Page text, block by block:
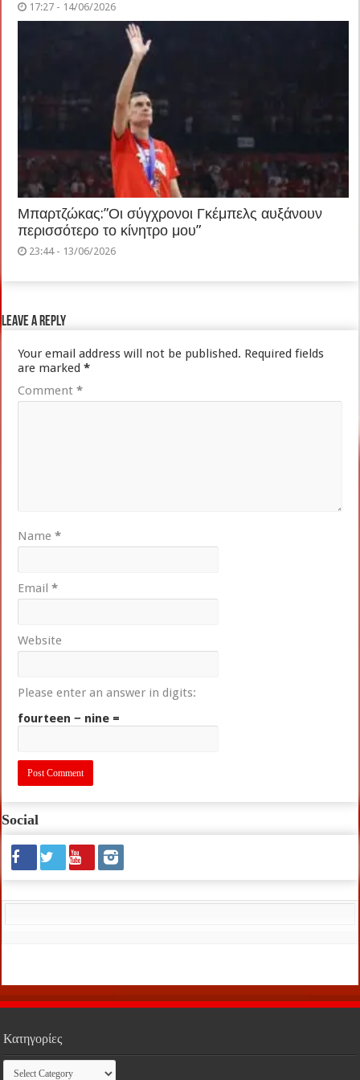
17:27 - 14/06/2026
Μπαρτζώκας:”Οι σύγχρονοι Γκέμπελς αυξάνουν
περισσότερο το κίνητρο μου”
23:44 - 13/06/2026
Leave a Reply
Your email address will not be published. Required fields
are marked*
Comment*
Name*
Email*
Website
Please enter an answer in digits:
fourteen − nine =
Social
Κατηγορίες
Κατηγορίες